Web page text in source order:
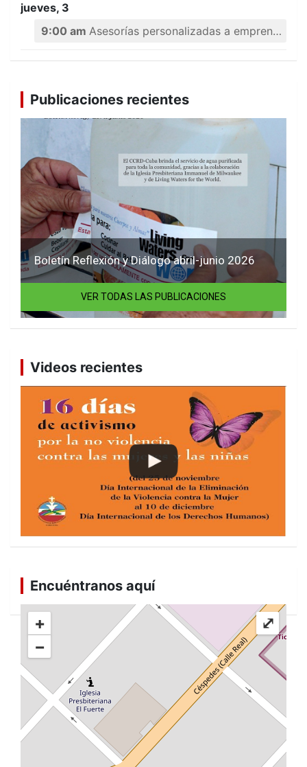
jueves, 3
9:00 am Asesorías personalizadas a emprendedores
Publicaciones recientes
Boletín Reflexión y Diálogo abril-junio 2026
VER TODAS LAS PUBLICACIONES
Videos recientes
Encuéntranos aquí
+
−
⤢